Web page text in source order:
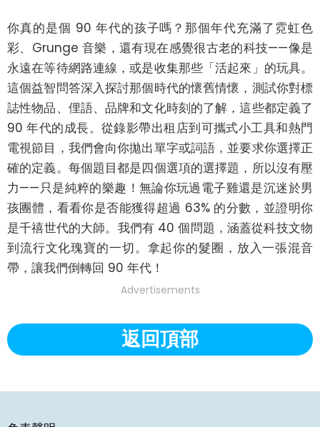
你真的是個 90 年代的孩子嗎？那個年代充滿了霓虹色
彩、Grunge 音樂，還有現在感覺很古老的科技——像是
永遠在等待網路連線，或是收集那些「活起來」的玩具。
這個益智問答深入探討那個時代的懷舊情懷，測試你對標
誌性物品、俚語、品牌和文化時刻的了解，這些都定義了
90 年代的成長。從錄影帶出租店到可攜式小工具和熱門
電視節目，我們會向你拋出單字或詞語，並要求你選擇正
確的定義。每個題目都是四個選項的選擇題，所以沒有壓
力——只是純粹的樂趣！無論你玩過電子雞還是沉迷於男
孩團體，看看你是否能獲得超過 63% 的分數，並證明你
是千禧世代的大師。我們有 40 個問題，涵蓋從科技文物
到流行文化瑰寶的一切。拿起你的髮圈，放入一張混音
帶，讓我們倒轉回 90 年代！
Advertisements
返回頂部